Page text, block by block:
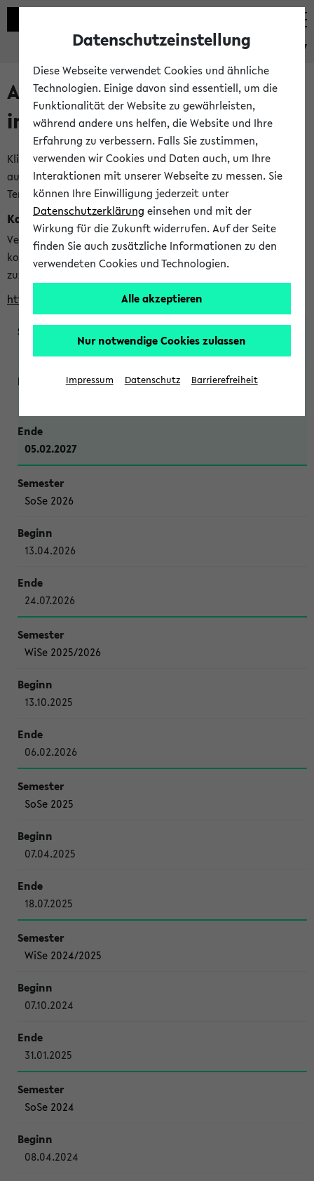
eKVV
Alle veröffentlichten Semester
im eKVV
Klicken Sie auf das Semester, welches Sie für Ihre Sitzung
auswählen möchten. Bitte beachten Sie auch die weiteren
Termine imKalender der Lehrplanung
Kalenderintegration
Verwenden Sie die folgende Adresse, um mit einer
kompatiblen Kalenderanwendung auf die Vorlesungszeiten
zuzugreifen (nähere Informationen
finden Sie hier
https://ekvv.uni-bielefeld.de/ws/calendar?vz
WiSe 2026/2027
05.02.2027
SoSe 2026
13.04.2026
24.07.2026
WiSe 2025/2026
13.10.2025
06.02.2026
SoSe 2025
07.04.2025
18.07.2025
WiSe 2024/2025
07.10.2024
31.01.2025
SoSe 2024
08.04.2024
Datenschutzeinstellung
Diese Webseite verwendet Cookies und ähnliche
Technologien. Einige davon sind essentiell, um die
Funktionalität der Website zu gewährleisten,
während andere uns helfen, die Website und Ihre
Erfahrung zu verbessern. Falls Sie zustimmen,
verwenden wir Cookies und Daten auch, um Ihre
Interaktionen mit unserer Webseite zu messen. Sie
können Ihre Einwilligung jederzeit unter
Datenschutzerklärung einsehen und mit der
Wirkung für die Zukunft widerrufen. Auf der Seite
finden Sie auch zusätzliche Informationen zu den
verwendeten Cookies und Technologien.
Alle akzeptieren
Nur notwendige Cookies zulassen
Impressum Datenschutz Barrierefreiheit